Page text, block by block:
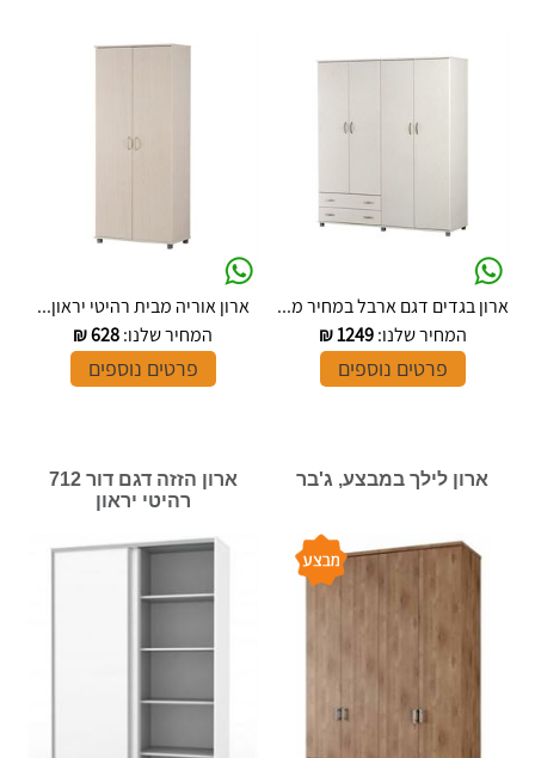
ארון בגדים דגם ארבל במחיר מ...
המחיר שלנו:1249
₪
פרטים נוספים
ארון אוריה מבית רהיטי יראון...
המחיר שלנו:628
₪
פרטים נוספים
ארון לילך במבצע, ג'בר
ארון הזזה דגם דור 712
רהיטי יראון